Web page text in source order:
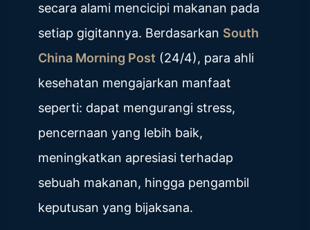
secara alami mencicipi makanan pada
setiap gigitannya. Berdasarkan South
China Morning Post (24/4), para ahli
kesehatan mengajarkan manfaat
seperti: dapat mengurangi stress,
pencernaan yang lebih baik,
meningkatkan apresiasi terhadap
sebuah makanan, hingga pengambil
keputusan yang bijaksana.